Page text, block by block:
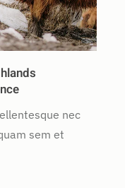
nec
sem et